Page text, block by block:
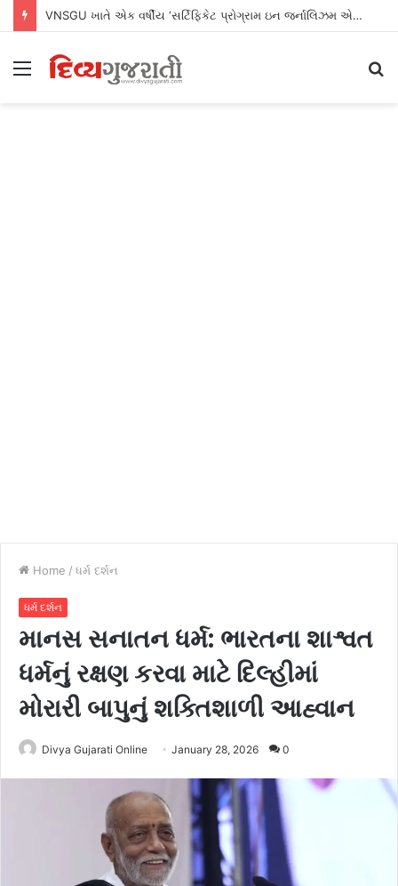
VNSGU ખાતે એક વર્ષીય ‘સર્ટિફિકેટ પ્રોગ્રામ ઇન જર્નાલિઝમ એન્ડ માસ કમ્યુનિકેશન’નો શુભારંભ
Menu
Home / ધર્મ દર્શન
ધર્મ દર્શન
માનસ સનાતન ધર્મ: ભારતના શાશ્વત
ધર્મનું રક્ષણ કરવા માટે દિલ્હીમાં
મોરારી બાપુનું શક્તિશાળી આહ્વાન
Divya Gujarati Online January 28, 2026 0